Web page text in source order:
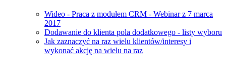
Wideo - Praca z modułem CRM - Webinar z 7 marca
2017
Dodawanie do klienta pola dodatkowego - listy wyboru
Jak zaznaczyć na raz wielu klientów/interesy i
wykonać akcję na wielu na raz